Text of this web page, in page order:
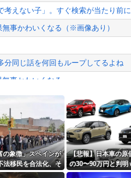
弾ガラスと防弾バッグSPで囲まれた
が1週間途絶え、様々な憶測が飛び交
の首を絞め、暴動第二波不可避へ
考えない子」。すぐ検索が当たり前
事かわいくなる（※画像あり）
分同じ話を何回もループしてるよね
事かわいくなる
で珍しい事故が撮影される。
により自殺→記者「これ、インプレ
年ぶり史上最大級の火山の兆し＝韓
の象徴」スペインが
法移民を合法化、そ
本への教訓と [蚤の
【悲報】日本車の原
の30〜90万円と判明
ｗｗｗｗｗ